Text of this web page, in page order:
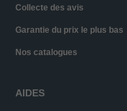
Collecte des avis
Garantie du prix le plus bas
Nos catalogues
AIDES